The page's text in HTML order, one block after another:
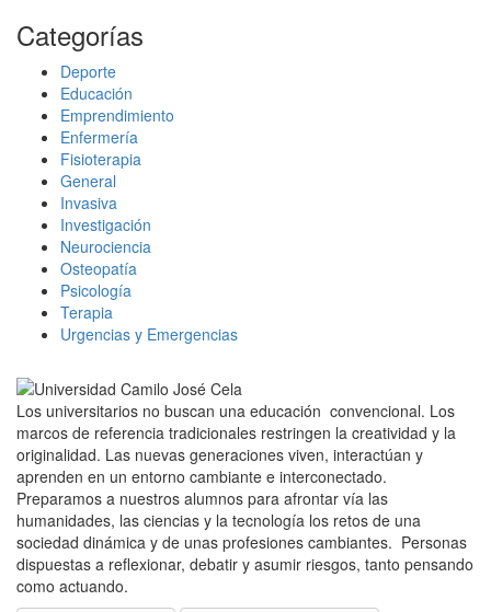
Categorías
Deporte
Educación
Emprendimiento
Enfermería
Fisioterapia
General
Invasiva
Investigación
Neurociencia
Osteopatía
Psicología
Terapia
Urgencias y Emergencias
Los universitarios no buscan una educación convencional. Los
marcos de referencia tradicionales restringen la creatividad y la
originalidad. Las nuevas generaciones viven, interactúan y
aprenden en un entorno cambiante e interconectado.
Preparamos a nuestros alumnos para afrontar vía las
humanidades, las ciencias y la tecnología los retos de una
sociedad dinámica y de unas profesiones cambiantes. Personas
dispuestas a reflexionar, debatir y asumir riesgos, tanto pensando
como actuando.